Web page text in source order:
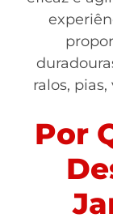
ralos,
Por